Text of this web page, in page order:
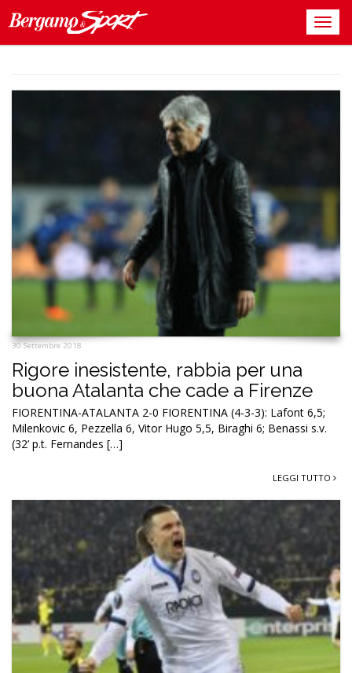
30 Settembre 2018
Rigore inesistente, rabbia per una
buona Atalanta che cade a Firenze
FIORENTINA-ATALANTA 2-0 FIORENTINA (4-3-3): Lafont 6,5;
Milenkovic 6, Pezzella 6, Vitor Hugo 5,5, Biraghi 6; Benassi s.v.
(32’ p.t. Fernandes […]
LEGGI TUTTO